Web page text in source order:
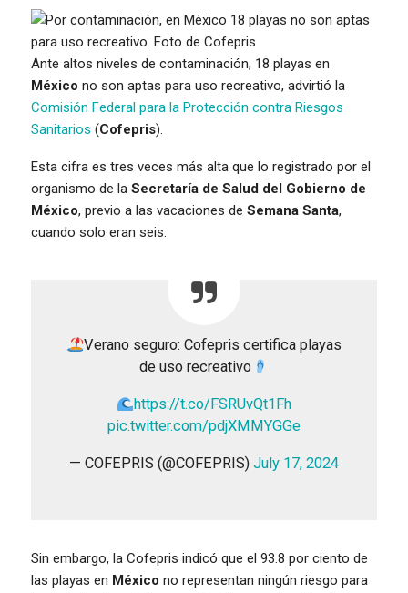
Ante altos niveles de contaminación, 18 playas en
México no son aptas para uso recreativo, advirtió la
Comisión Federal para la Protección contra Riesgos
Sanitarios (Cofepris).
Esta cifra es tres veces más alta que lo registrado por el
organismo de la Secretaría de Salud del Gobierno de
México, previo a las vacaciones de Semana Santa,
cuando solo eran seis.
Verano seguro: Cofepris certifica playas
de uso recreativo
https://t.co/FSRUvQt1Fh
pic.twitter.com/pdjXMMYGGe
— COFEPRIS (@COFEPRIS) July 17, 2024
Sin embargo, la Cofepris indicó que el 93.8 por ciento de
las playas en México no representan ningún riesgo para